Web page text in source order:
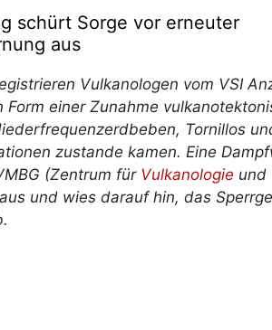
schürt Sorge vor erneuter
aus
Vulkanologen vom VSI
einer Zunahme
Tornillos
zustande kamen. Eine
(Zentrum für Vulkanologie und
und wies darauf hin, das